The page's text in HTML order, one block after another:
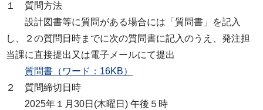
１ 質問方法
設計図書等に質問がある場合には「質問書」を記入
し、２の質問日時までに次の質問書に記入のうえ、発注担
当課に直接提出又は電子メールにて提出
質問書（ワード：16KB）
２ 質問締切日時
2025年１月30日(木曜日) 午後５時